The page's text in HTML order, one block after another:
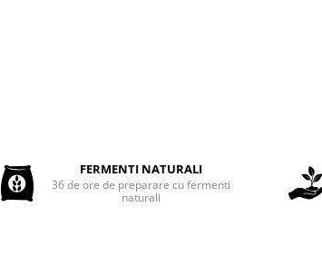
FERMENTI NATURALI
36 de ore de preparare cu fermenti
naturali